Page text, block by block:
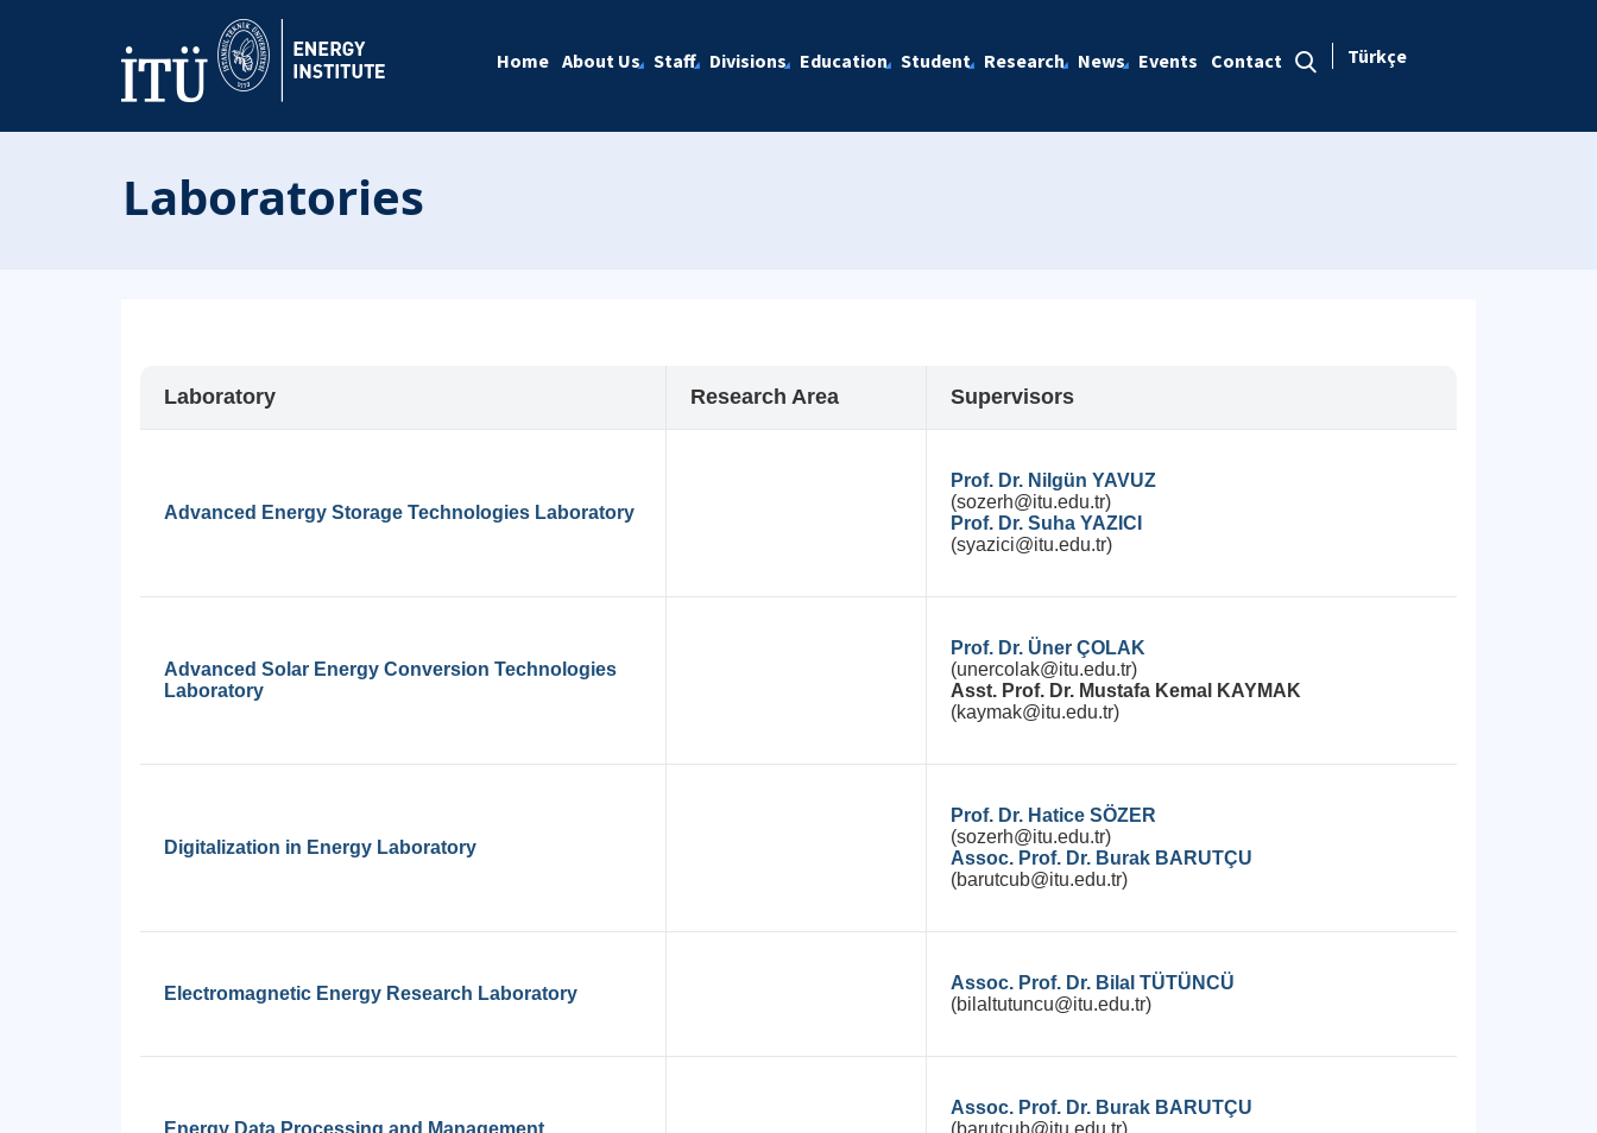
Home About Us Staff Divisions Education Student Research News Events Contact Türkçe
Laboratories
Laboratory Research Area Supervisors
Advanced Energy Storage Technologies Laboratory
Prof. Dr. Nilgün YAVUZ
(sozerh@itu.edu.tr)
Prof. Dr. Suha YAZICI
(syazici@itu.edu.tr)
Advanced Solar Energy Conversion Technologies
Laboratory
Prof. Dr. Üner ÇOLAK
(unercolak@itu.edu.tr)
Asst. Prof. Dr. Mustafa Kemal KAYMAK
(kaymak@itu.edu.tr)
Digitalization in Energy Laboratory
Prof. Dr. Hatice SÖZER
(sozerh@itu.edu.tr)
Assoc. Prof. Dr. Burak BARUTÇU
(barutcub@itu.edu.tr)
Electromagnetic Energy Research Laboratory
Assoc. Prof. Dr. Bilal TÜTÜNCÜ
(bilaltutuncu@itu.edu.tr)
Energy Data Processing and Management
Assoc. Prof. Dr. Burak BARUTÇU
(barutcub@itu.edu.tr)